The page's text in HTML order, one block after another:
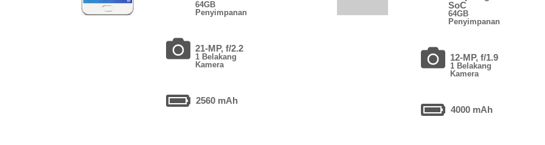
64GB
Penyimpanan
21-MP, f/2.2
1 Belakang
Kamera
2560 mAh
SoC
64GB
Penyimpanan
12-MP, f/1.9
1 Belakang
Kamera
4000 mAh